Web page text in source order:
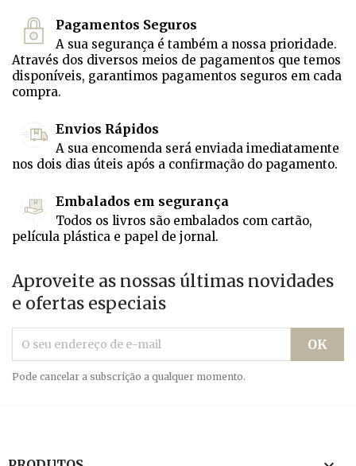
Pagamentos Seguros
A sua segurança é também a nossa prioridade.
Através dos diversos meios de pagamentos que temos
disponíveis, garantimos pagamentos seguros em cada
compra.
Envios Rápidos
A sua encomenda será enviada imediatamente
nos dois dias úteis após a confirmação do pagamento.
Embalados em segurança
Todos os livros são embalados com cartão,
película plástica e papel de jornal.
Aproveite as nossas últimas novidades
e ofertas especiais
Pode cancelar a subscrição a qualquer momento.